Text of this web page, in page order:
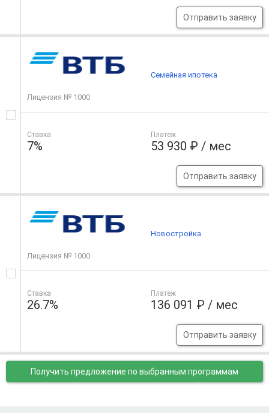
Отправить заявку
Лицензия № 1000
Ставка
7%
Платеж
53 930 ₽ / мес
Отправить заявку
Семейная ипотека
Лицензия № 1000
Ставка
26.7%
Платеж
136 091 ₽ / мес
Отправить заявку
Новостройка
Получить предложение по выбранным программам